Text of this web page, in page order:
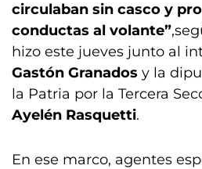
circulaban sin casco y
conductas al volante”
hizo este jueves junto al
Gastón Granados y la
la Patria por la Tercera
Ayelén Rasquetti.
En ese marco, agentes